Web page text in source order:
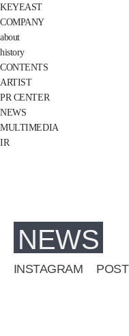
KEYEAST
COMPANY
about
history
CONTENTS
ARTIST
PR CENTER
NEWS
MULTIMEDIA
IR
NEWS
INSTAGRAM POST